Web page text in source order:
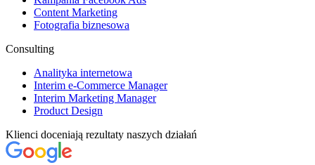
Content Marketing
Fotografia biznesowa
Consulting
Analityka internetowa
Interim e-Commerce Manager
Interim Marketing Manager
Product Design
Klienci doceniają rezultaty naszych działań